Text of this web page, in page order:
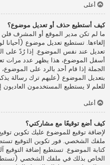
أعلى
كيف أستطيع حذف أو تعديل موضوع؟
ما لم تكن مدير الموقع أو المشرف
إلغاءها. تستطيع تعديل موضوع
تعديل عند نفس الموضوع. إذا رُدّ على
أسفل الموضوع، هذا يظهر عدد مرات
الجملة إذا قام أحد بالرد على
بتعديل الموضوع (عليهم ترك رسالة
للعلم لا يستطيع المستخدمون العاديون
أعلى
كيف أضع توقيعًا مع مشاركتي؟
لإضافة توقيع للموضوع عليك تكوين
ملفك الشخصي. فور تكوين التوقيع
كتابة الموضوع. تستطيع إضافة التوقيع
الخاص بذلك في ملفك الشخصي